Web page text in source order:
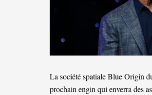
La société spatiale Blue Origin
prochain engin qui enverra des